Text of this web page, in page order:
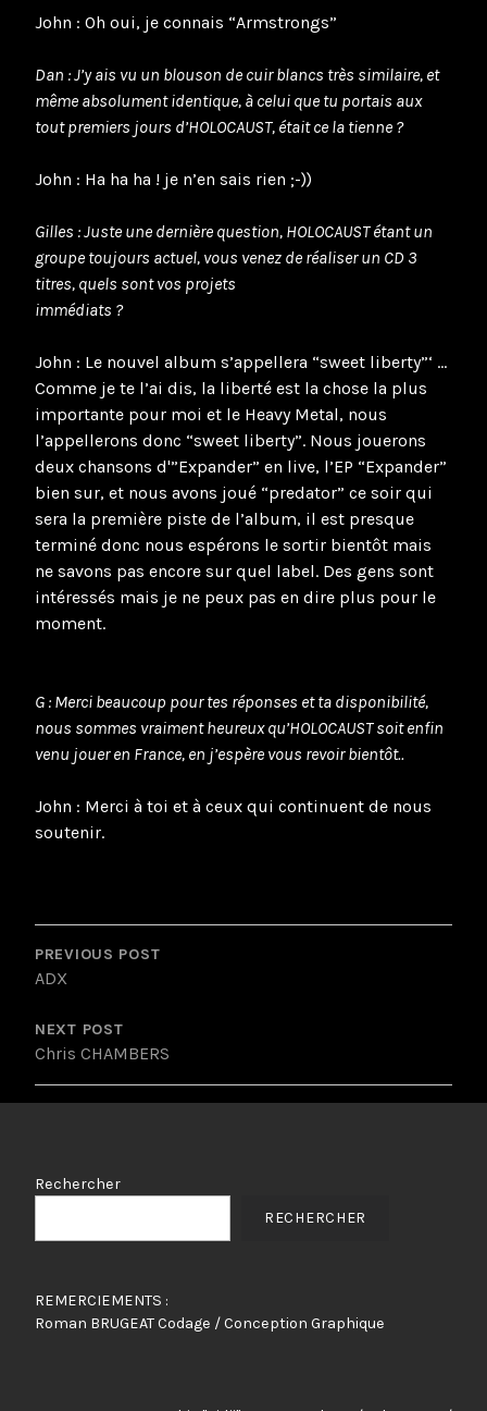
John : Oh oui, je connais “Armstrongs”
Dan : J’y ais vu un blouson de cuir blancs très similaire, et
même absolument identique, à celui que tu portais aux
tout premiers jours d’HOLOCAUST, était ce la tienne ?
John : Ha ha ha ! je n’en sais rien ;-))
Gilles : Juste une dernière question, HOLOCAUST étant un
groupe toujours actuel, vous venez de réaliser un CD 3
titres, quels sont vos projets
immédiats ?
John : Le nouvel album s’appellera “sweet liberty”‘ …
Comme je te l’ai dis, la liberté est la chose la plus
importante pour moi et le Heavy Metal, nous
l’appellerons donc “sweet liberty”. Nous jouerons
deux chansons d'”Expander” en live, l’EP “Expander”
bien sur, et nous avons joué “predator” ce soir qui
sera la première piste de l’album, il est presque
terminé donc nous espérons le sortir bientôt mais
ne savons pas encore sur quel label. Des gens sont
intéressés mais je ne peux pas en dire plus pour le
moment.
G : Merci beaucoup pour tes réponses et ta disponibilité,
nous sommes vraiment heureux qu’HOLOCAUST soit enfin
venu jouer en France, en j’espère vous revoir bientôt..
John : Merci à toi et à ceux qui continuent de nous
soutenir.
POST
NAVIGATION
PREVIOUS POST
ADX
NEXT POST
Chris CHAMBERS
Rechercher
RECHERCHER
REMERCIEMENTS :
Roman BRUGEAT Codage / Conception Graphique